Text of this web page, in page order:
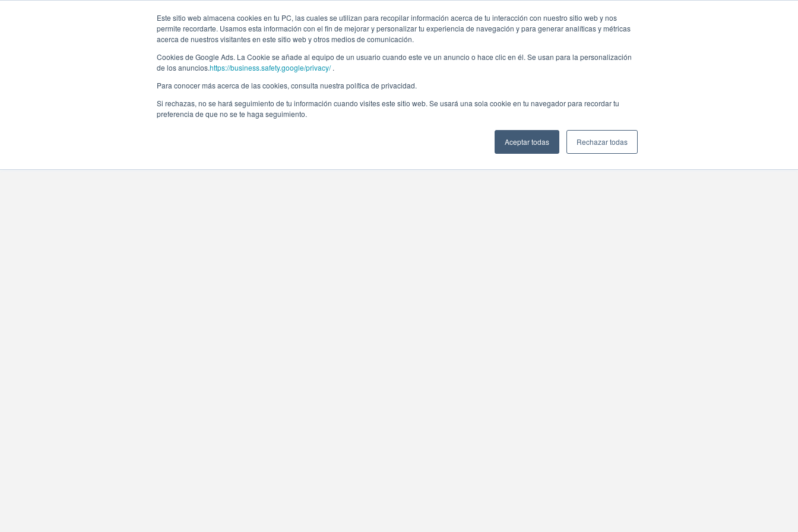
Este sitio web almacena cookies en tu PC, las cuales se utilizan para recopilar información acerca de tu interacción con nuestro sitio web y nos
permite recordarte. Usamos esta información con el fin de mejorar y personalizar tu experiencia de navegación y para generar analíticas y métricas
acerca de nuestros visitantes en este sitio web y otros medios de comunicación.
Cookies de Google Ads. La Cookie se añade al equipo de un usuario cuando este ve un anuncio o hace clic en él. Se usan para la personalización
de los anuncios.https://business.safety.google/privacy/.
Para conocer más acerca de las cookies, consulta nuestra política de privacidad.
Si rechazas, no se hará seguimiento de tu información cuando visites este sitio web. Se usará una sola cookie en tu navegador para recordar tu
preferencia de que no se te haga seguimiento.
Aceptar todas Rechazar todas